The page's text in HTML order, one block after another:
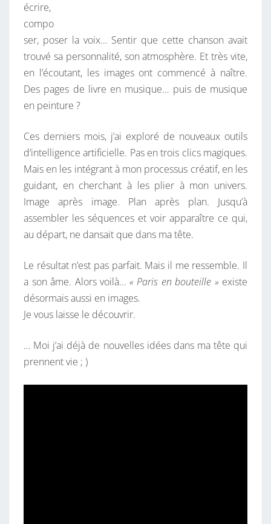
écrire,
compo
ser, poser la voix… Sentir que cette chanson avait
trouvé sa personnalité, son atmosphère. Et très vite,
en l’écoutant, les images ont commencé à naître.
Des pages de livre en musique… puis de musique
en peinture ?
Ces derniers mois, j’ai exploré de nouveaux outils
d’intelligence artificielle. Pas en trois clics magiques.
Mais en les intégrant à mon processus créatif, en les
guidant, en cherchant à les plier à mon univers.
Image après image. Plan après plan. Jusqu’à
assembler les séquences et voir apparaître ce qui,
au départ, ne dansait que dans ma tête.
Le résultat n’est pas parfait. Mais il me ressemble. Il
a son âme. Alors voilà… « Paris en bouteille » existe
désormais aussi en images.
Je vous laisse le découvrir.
… Moi j’ai déjà de nouvelles idées dans ma tête qui
prennent vie ; )